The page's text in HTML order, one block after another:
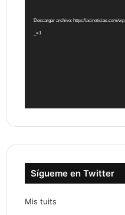
vídeo
Descargar archivo: https://acinoticias.com/
_=1
Sígueme en Twitter
Mis tuits